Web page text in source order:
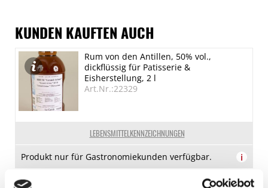
KUNDEN KAUFTEN AUCH
LEBENSMITTELKENNZEICHNUNGEN
Rum von den Antillen, 50% vol.,
dickflüssig für Patisserie &
Eisherstellung, 2 l
Art.Nr.:22329
Produkt nur für Gastronomiekunden verfügbar. i